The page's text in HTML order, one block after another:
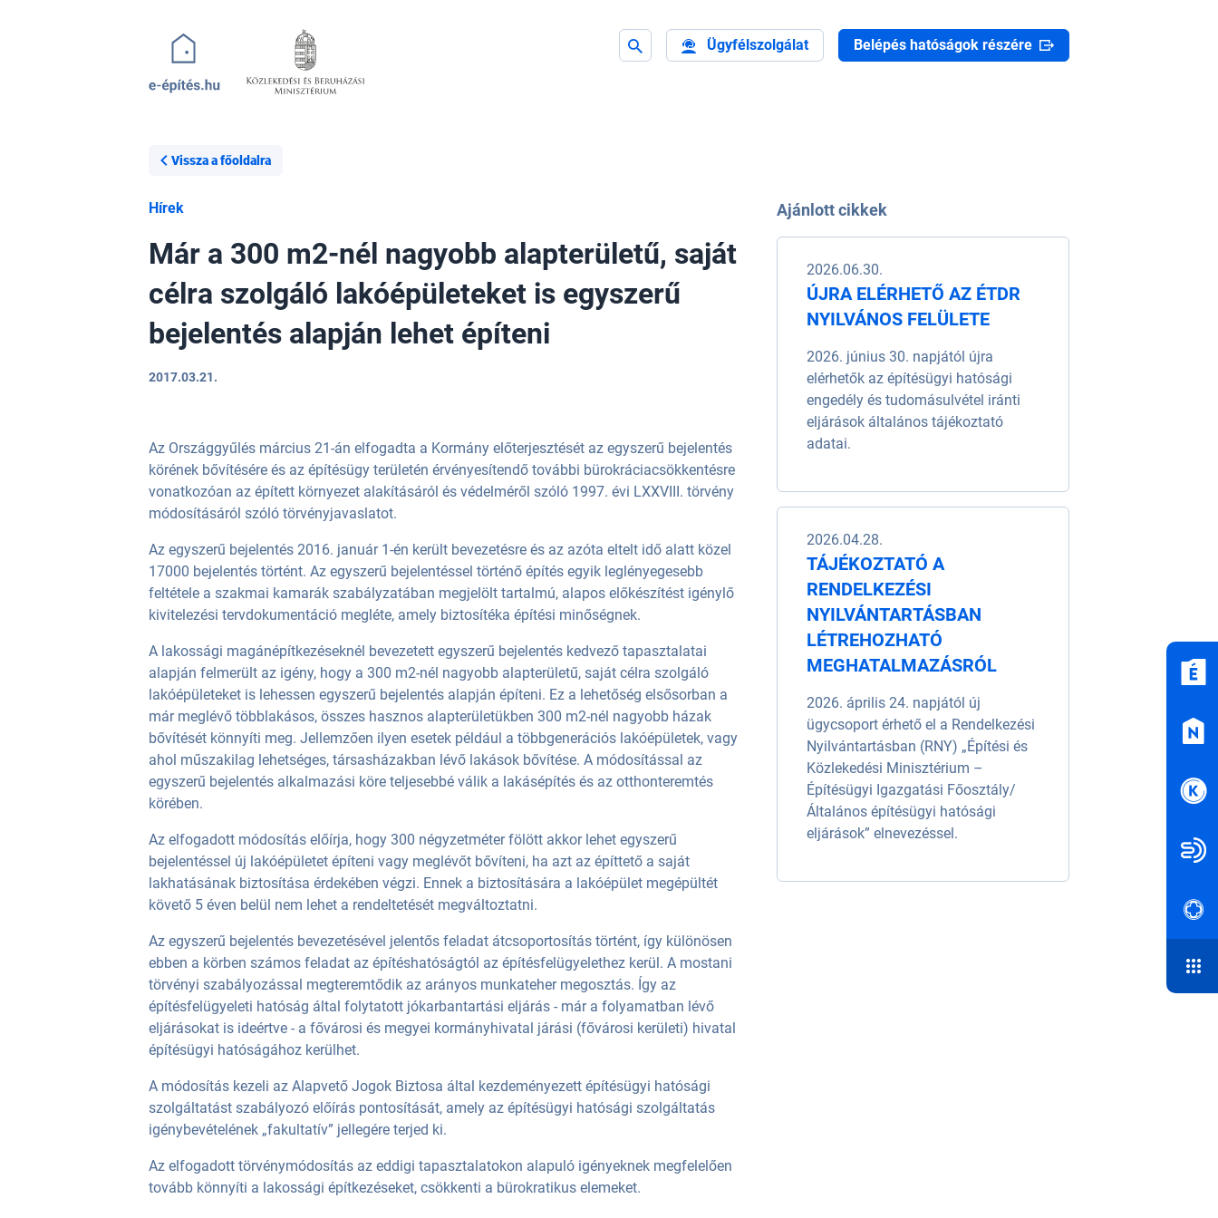
Ügyfélszolgálat Belépés hatóságok részére
Vissza a főoldalra
Hírek
Már a 300 m2-nél nagyobb alapterületű, saját
célra szolgáló lakóépületeket is egyszerű
bejelentés alapján lehet építeni
2017.03.21.
Az Országgyűlés március 21-án elfogadta a Kormány előterjesztését az egyszerű bejelentés
körének bővítésére és az építésügy területén érvényesítendő további bürokráciacsökkentésre
vonatkozóan az épített környezet alakításáról és védelméről szóló 1997. évi LXXVIII. törvény
módosításáról szóló törvényjavaslatot.
Az egyszerű bejelentés 2016. január 1-én került bevezetésre és az azóta eltelt idő alatt közel
17000 bejelentés történt. Az egyszerű bejelentéssel történő építés egyik leglényegesebb
feltétele a szakmai kamarák szabályzatában megjelölt tartalmú, alapos előkészítést igénylő
kivitelezési tervdokumentáció megléte, amely biztosítéka építési minőségnek.
A lakossági magánépítkezéseknél bevezetett egyszerű bejelentés kedvező tapasztalatai
alapján felmerült az igény, hogy a 300 m2-nél nagyobb alapterületű, saját célra szolgáló
lakóépületeket is lehessen egyszerű bejelentés alapján építeni. Ez a lehetőség elsősorban a
már meglévő többlakásos, összes hasznos alapterületükben 300 m2-nél nagyobb házak
bővítését könnyíti meg. Jellemzően ilyen esetek például a többgenerációs lakóépületek, vagy
ahol műszakilag lehetséges, társasházakban lévő lakások bővítése. A módosítással az
egyszerű bejelentés alkalmazási köre teljesebbé válik a lakásépítés és az otthonteremtés
körében.
Az elfogadott módosítás előírja, hogy 300 négyzetméter fölött akkor lehet egyszerű
bejelentéssel új lakóépületet építeni vagy meglévőt bővíteni, ha azt az építtető a saját
lakhatásának biztosítása érdekében végzi. Ennek a biztosítására a lakóépület megépültét
követő 5 éven belül nem lehet a rendeltetését megváltoztatni.
Az egyszerű bejelentés bevezetésével jelentős feladat átcsoportosítás történt, így különösen
ebben a körben számos feladat az építéshatóságtól az építésfelügyelethez kerül. A mostani
törvényi szabályozással megteremtődik az arányos munkateher megosztás. Így az
építésfelügyeleti hatóság által folytatott jókarbantartási eljárás - már a folyamatban lévő
eljárásokat is ideértve - a fővárosi és megyei kormányhivatal járási (fővárosi kerületi) hivatal
építésügyi hatóságához kerülhet.
A módosítás kezeli az Alapvető Jogok Biztosa által kezdeményezett építésügyi hatósági
szolgáltatást szabályozó előírás pontosítását, amely az építésügyi hatósági szolgáltatás
igénybevételének „fakultatív” jellegére terjed ki.
Az elfogadott törvénymódosítás az eddigi tapasztalatokon alapuló igényeknek megfelelően
tovább könnyíti a lakossági építkezéseket, csökkenti a bürokratikus elemeket.
Ajánlott cikkek
2026.06.30.
ÚJRA ELÉRHETŐ AZ ÉTDR
NYILVÁNOS FELÜLETE
2026. június 30. napjától újra
elérhetők az építésügyi hatósági
engedély és tudomásulvétel iránti
eljárások általános tájékoztató
adatai.
2026.04.28.
TÁJÉKOZTATÓ A
RENDELKEZÉSI
NYILVÁNTARTÁSBAN
LÉTREHOZHATÓ
MEGHATALMAZÁSRÓL
2026. április 24. napjától új
ügycsoport érhető el a Rendelkezési
Nyilvántartásban (RNY) „Építési és
Közlekedési Minisztérium –
Építésügyi Igazgatási Főosztály/
Általános építésügyi hatósági
eljárások” elnevezéssel.